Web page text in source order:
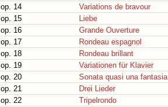
op. 14
Variations de bravour
op. 15
Liebe
op. 16
Grande Ouverture
op. 17
Rondeau espagnol
op. 18
Rondeau brillant
op. 19
Variationen für Klavier
op. 20
Sonata quasi una
op. 21
Drei Lieder
op. 22
Tripelrondo